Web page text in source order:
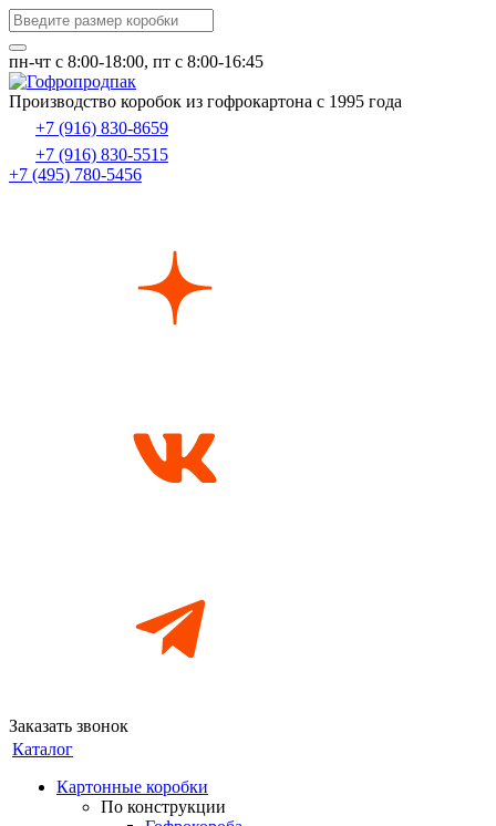
пн-чт c 8:00-18:00, пт с 8:00-16:45
Производство коробок из гофрокартона с 1995 года
+7 (916) 830-8659
+7 (916) 830-5515
+7 (495) 780-5456
Заказать звонок
Каталог
Картонные коробки
По конструкции